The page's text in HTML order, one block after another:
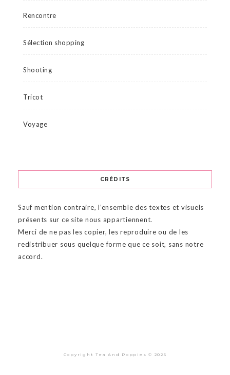
Rencontre
Sélection shopping
Shooting
Tricot
Voyage
CRÉDITS
Sauf mention contraire, l’ensemble des textes et visuels
présents sur ce site nous appartiennent.
Merci de ne pas les copier, les reproduire ou de les
redistribuer sous quelque forme que ce soit, sans notre
accord.
Copyright Tea And Poppies © 2025